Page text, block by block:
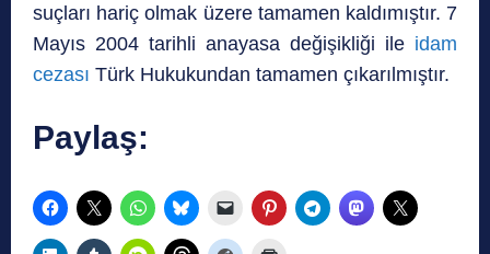
suçları hariç olmak üzere tamamen kaldımıştır. 7
Mayıs 2004 tarihli anayasa değişikliği ile idam
cezası Türk Hukukundan tamamen çıkarılmıştır.
Paylaş: